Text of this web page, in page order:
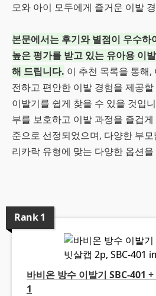
모와 아이 모두에게 즐거운 이발
본문에서는 후기와 별점이 우수하
높은 평가를 받고 있는 유아용 이
해 드립니다. 이 추천 목록을 통해
전하고 편안한 이발 경험을 제공
이발기를 쉽게 찾을 수 있을 것입
부를 보호하고 이발 과정을 즐겁
준으로 선정되었으며, 다양한 부
리카락 유형에 맞는 다양한 옵션
Rank1
바비온 방수 이발기 SBC-401
1